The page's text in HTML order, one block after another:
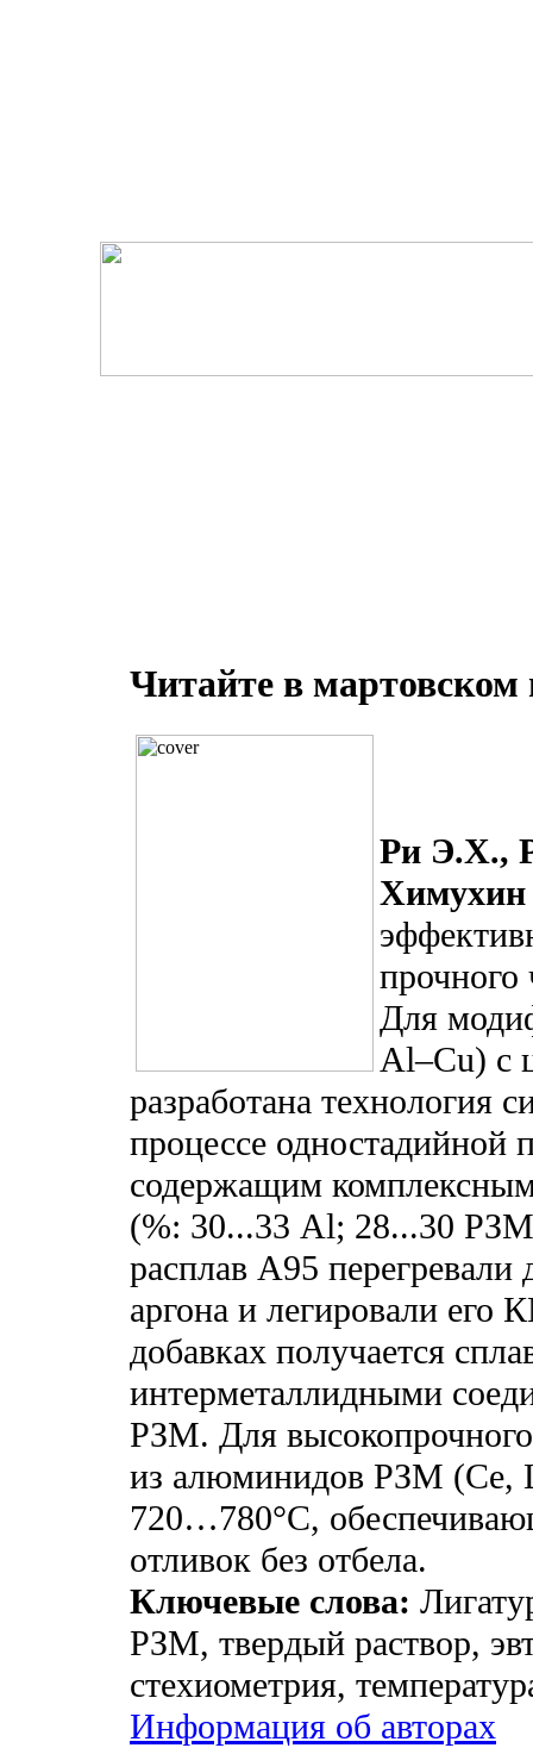
Читайте в
Ри Э.Х.,
прочного
Для
Al–Cu) с
разработана
процессе
содержащим
(%: 30...33 Al; 28...30
расплав А95 перегревали
аргона и легировали
добавках получается
интерметаллидными
РЗМ. Для
из алюминидов РЗМ (Ce,
720…780°С,
отливок без отбела.
Ключевые слова:
РЗМ, твердый раствор,
стехиометрия,
Информация об авторах